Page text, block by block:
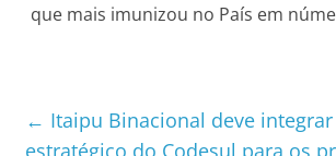
que mais imunizou no País em
← Itaipu Binacional deve
estratégico do Codesul para os